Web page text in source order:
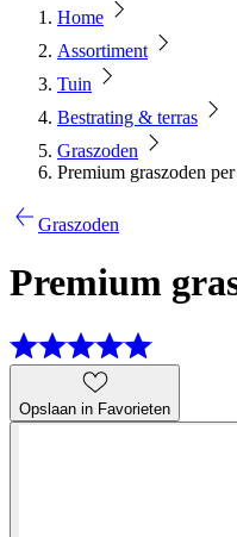
Home
Assortiment
Tuin
Bestrating & terras
Graszoden
Premium graszoden per
Graszoden
Premium
Opslaan in Favorieten